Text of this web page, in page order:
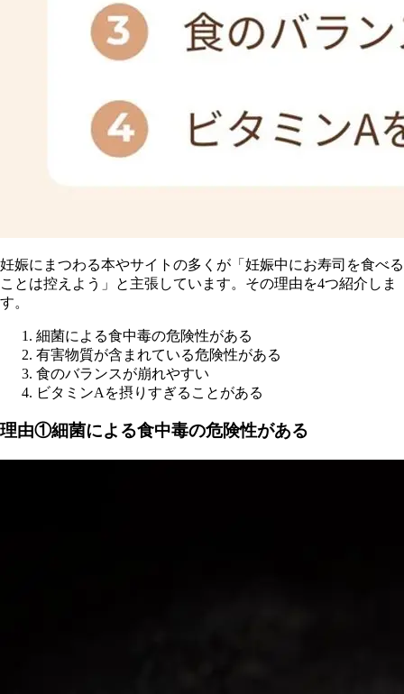
妊娠にまつわる本やサイトの多くが「妊娠中にお寿司を食べる
ことは控えよう」と主張しています。その理由を4つ紹介しま
す。
細菌による食中毒の危険性がある
有害物質が含まれている危険性がある
食のバランスが崩れやすい
ビタミンAを摂りすぎることがある
理由①細菌による食中毒の危険性がある